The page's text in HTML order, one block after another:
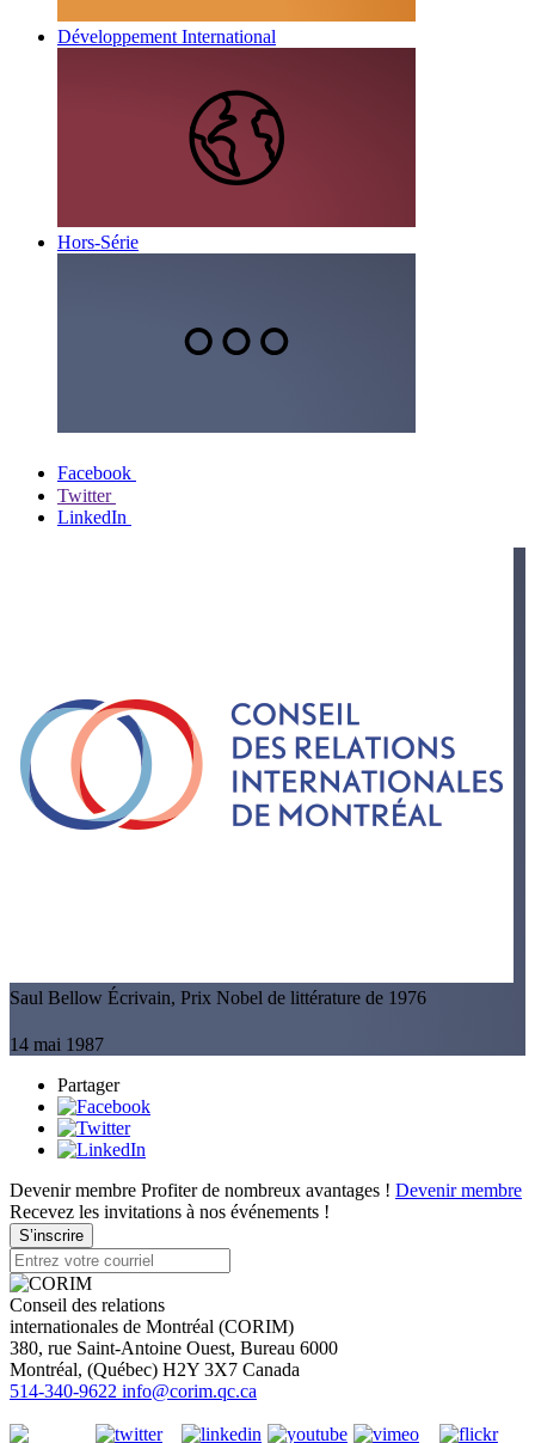
Développement International
Hors-Série
Facebook
Twitter
LinkedIn
Saul Bellow Écrivain, Prix Nobel de littérature de 1976
14 mai 1987
Partager
Devenir membre Profiter de nombreux avantages ! Devenir membre
Recevez les invitations à nos événements !
S’inscrire
Conseil des relations
internationales de Montréal (CORIM)
380, rue Saint-Antoine Ouest, Bureau 6000
Montréal, (Québec) H2Y 3X7 Canada
514-340-9622 info@corim.qc.ca